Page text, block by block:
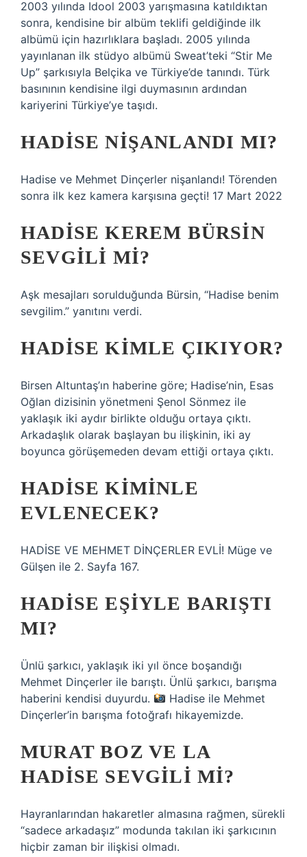
2003 yılında Idool 2003 yarışmasına katıldıktan
sonra, kendisine bir albüm teklifi geldiğinde ilk
albümü için hazırlıklara başladı. 2005 yılında
yayınlanan ilk stüdyo albümü Sweat’teki “Stir Me
Up” şarkısıyla Belçika ve Türkiye’de tanındı. Türk
basınının kendisine ilgi duymasının ardından
kariyerini Türkiye’ye taşıdı.
HADISE NIŞANLANDI MI?
Hadise ve Mehmet Dinçerler nişanlandı! Törenden
sonra ilk kez kamera karşısına geçti! 17 Mart 2022
HADISE KEREM BÜRSIN
SEVGILI MI?
Aşk mesajları sorulduğunda Bürsin, “Hadise benim
sevgilim.” yanıtını verdi.
HADISE KIMLE ÇIKIYOR?
Birsen Altuntaş’ın haberine göre; Hadise’nin, Esas
Oğlan dizisinin yönetmeni Şenol Sönmez ile
yaklaşık iki aydır birlikte olduğu ortaya çıktı.
Arkadaşlık olarak başlayan bu ilişkinin, iki ay
boyunca görüşemeden devam ettiği ortaya çıktı.
HADISE KIMINLE
EVLENECEK?
HADİSE VE MEHMET DİNÇERLER EVLİ! Müge ve
Gülşen ile 2. Sayfa 167.
HADISE EŞIYLE BARIŞTI
MI?
Ünlü şarkıcı, yaklaşık iki yıl önce boşandığı
Mehmet Dinçerler ile barıştı. Ünlü şarkıcı, barışma
haberini kendisi duyurdu.
Hadise ile Mehmet
Dinçerler’in barışma fotoğrafı hikayemizde.
MURAT BOZ VE LA
HADISE SEVGILI MI?
Hayranlarından hakaretler almasına rağmen, sürekli
“sadece arkadaşız” modunda takılan iki şarkıcının
hiçbir zaman bir ilişkisi olmadı.